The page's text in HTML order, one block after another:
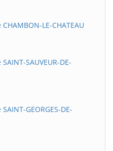
LE-CHATEAU
SAUVEUR-DE-
GEORGES-DE-